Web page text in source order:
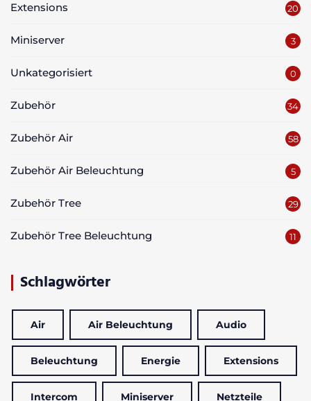
Extensions 20
Miniserver 3
Unkategorisiert 0
Zubehör 34
Zubehör Air 58
Zubehör Air Beleuchtung 5
Zubehör Tree 29
Zubehör Tree Beleuchtung 11
Schlagwörter
Air Air Beleuchtung Audio
Beleuchtung Energie Extensions
Intercom Miniserver Netzteile